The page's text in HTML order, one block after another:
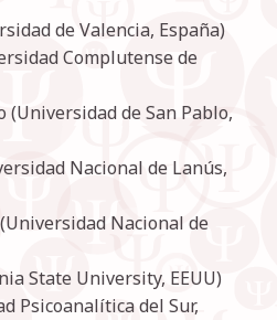
de Valencia, España)
Complutense de
de San Pablo,
Nacional de Lanús,
Nacional de
State University, EEUU)
Psicoanalítica del Sur,